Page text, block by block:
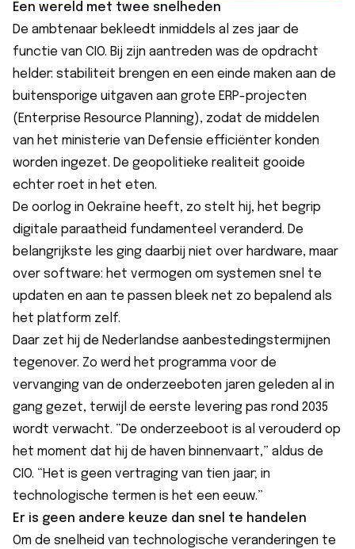
Een wereld met twee snelheden
De ambtenaar bekleedt inmiddels al zes jaar de
functie van CIO. Bij zijn aantreden was de opdracht
helder: stabiliteit brengen en een einde maken aan de
buitensporige uitgaven aan grote ERP-projecten
(Enterprise Resource Planning), zodat de middelen
van het ministerie van Defensie efficiënter konden
worden ingezet. De geopolitieke realiteit gooide
echter roet in het eten.
De oorlog in Oekraïne heeft, zo stelt hij, het begrip
digitale paraatheid fundamenteel veranderd. De
belangrijkste les ging daarbij niet over hardware, maar
over software: het vermogen om systemen snel te
updaten en aan te passen bleek net zo bepalend als
het platform zelf.
Daar zet hij de Nederlandse aanbestedingstermijnen
tegenover. Zo werd het programma voor de
vervanging van de onderzeeboten jaren geleden al in
gang gezet, terwijl de eerste levering pas rond 2035
wordt verwacht. “De onderzeeboot is al verouderd op
het moment dat hij de haven binnenvaart,” aldus de
CIO. “Het is geen vertraging van tien jaar; in
technologische termen is het een eeuw.”
Er is geen andere keuze dan snel te handelen
Om de snelheid van technologische veranderingen te